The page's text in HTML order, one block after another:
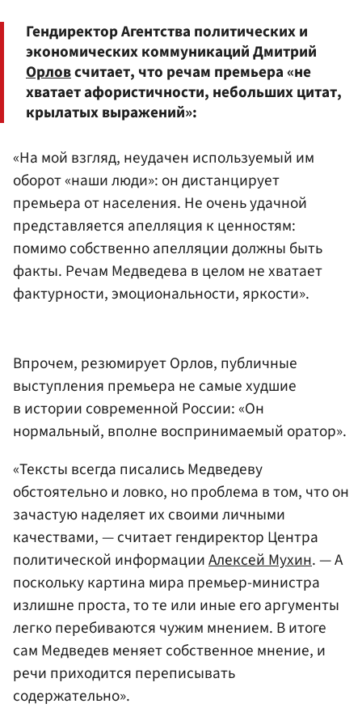
Гендиректор Агентства политических и
экономических коммуникаций Дмитрий
Орловсчитает, что речам премьера «не
хватает афористичности, небольших цитат,
крылатых выражений»:
«На мой взгляд, неудачен используемый им
оборот «наши люди»: он дистанцирует
премьера от населения. Не очень удачной
представляется апелляция к ценностям:
помимо собственно апелляции должны быть
факты. Речам Медведева в целом не хватает
фактурности, эмоциональности, яркости».
Впрочем, резюмирует Орлов, публичные
выступления премьера не самые худшие
в истории современной России: «Он
нормальный, вполне воспринимаемый оратор».
«Тексты всегда писались Медведеву
обстоятельно и ловко, но проблема в том, что он
зачастую наделяет их своими личными
качествами, — считает гендиректор Центра
политической информацииАлексей Мухин. — А
поскольку картина мира премьер-министра
излишне проста, то те или иные его аргументы
легко перебиваются чужим мнением. В итоге
сам Медведев меняет собственное мнение, и
речи приходится переписывать
содержательно».